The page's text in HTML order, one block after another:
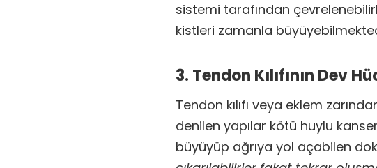
sistemi tarafından
kistleri zamanla
3. Tendon Kılıfının Dev
Tendon kılıfı veya eklem
denilen yapılar kötü huylu
büyüyüp ağrıya yol açabilen